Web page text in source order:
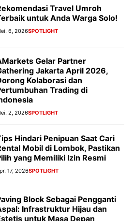
Travel Umroh
untuk Anda Warga Solo!
6, 2026SPOTLIGHT
Gelar Partner
Jakarta April 2026,
Kolaborasi dan
Trading di
2, 2026SPOTLIGHT
Hindari Penipuan Saat Cari
Mobil di Lombok, Pastikan
yang Memiliki Izin Resmi
17, 2026SPOTLIGHT
Block Sebagai Pengganti
Infrastruktur Hijau dan
untuk Masa Depan